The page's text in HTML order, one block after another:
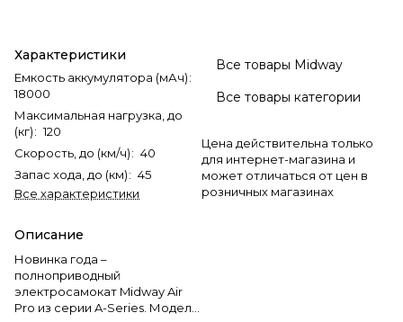
Характеристики
Емкость аккумулятора (мАч):
18000
Максимальная нагрузка, до
(кг): 120
Скорость, до (км/ч): 40
Запас хода, до (км): 45
Все характеристики
Описание
Новинка года –
полноприводный
электросамокат Midway Air
Pro из серии A-Series. Модель
Все товары Midway
Все товары категории
Цена действительна только
для интернет-магазина и
может отличаться от цен в
розничных магазинах